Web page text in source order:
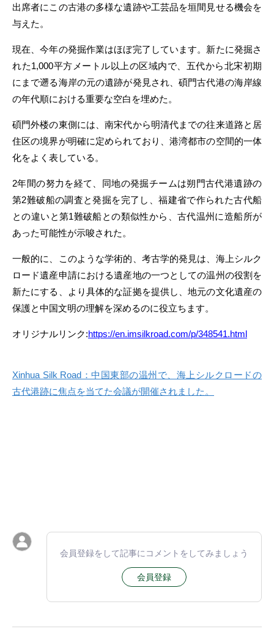
出席者にこの古港の多様な遺跡や工芸品を垣間見せる機会を
与えた。
現在、今年の発掘作業はほぼ完了しています。新たに発掘さ
れた1,000平方メートル以上の区域内で、五代から北宋初期
にまで遡る海岸の元の遺跡が発見され、碩門古代港の海岸線
の年代順における重要な空白を埋めた。
碩門外楼の東側には、南宋代から明清代までの往来道路と居
住区の境界が明確に定められており、港湾都市の空間的一体
化をよく表している。
2年間の努力を経て、同地の発掘チームは朔門古代港遺跡の
第2難破船の調査と発掘を完了し、福建省で作られた古代船
との違いと第1難破船との類似性から、古代温州に造船所が
あった可能性が示唆された。
一般的に、このような学術的、考古学的発見は、海上シルク
ロード遺産申請における遺産地の一つとしての温州の役割を
新たにする、より具体的な証拠を提供し、地元の文化遺産の
保護と中国文明の理解を深めるのに役立ちます。
オリジナルリンク:https://en.imsilkroad.com/p/348541.html
Xinhua Silk Road：中国東部の温州で、海上シルクロードの
古代港跡に焦点を当てた会議が開催されました。
会員登録をして記事にコメントをしてみましょう
会員登録